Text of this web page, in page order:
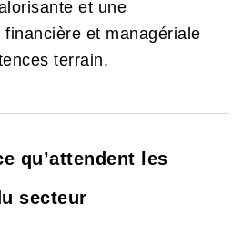
et une
financière et managériale
terrain.
qu’attendent les
secteur